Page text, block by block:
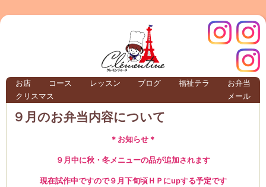
クレモンティーヌ – 新百合ヶ丘の料理教
お店 コース レッスン ブログ 福祉テラ
お弁当
クリスマス
メール
インス
クレモ
９月のお弁当内容について
＊お知らせ＊
９月中に秋・冬メニューの品が追加されます
現在試作中ですので９月下旬頃ＨＰにupする予定です